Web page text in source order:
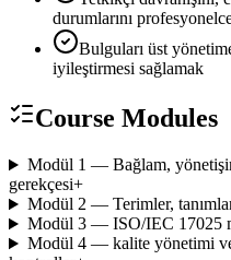
durumlarını
Bulguları üst
iyileştirmesi sağlamak
Course Modules
Modül 1 — Bağlam,
gerekçesi+
Modül 2 — Terimler,
Modül 3 — ISO/IEC 17025
Modül 4 — kalite yönetimi ve